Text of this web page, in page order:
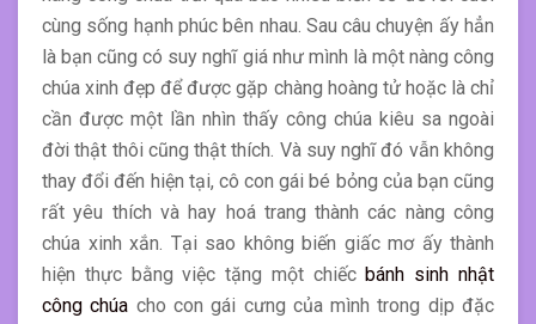
cùng sống hạnh phúc bên nhau. Sau câu chuyện ấy hẳn
là bạn cũng có suy nghĩ giá như mình là một nàng công
chúa xinh đẹp để được gặp chàng hoàng tử hoặc là chỉ
cần được một lần nhìn thấy công chúa kiêu sa ngoài
đời thật thôi cũng thật thích. Và suy nghĩ đó vẫn không
thay đổi đến hiện tại, cô con gái bé bỏng của bạn cũng
rất yêu thích và hay hoá trang thành các nàng công
chúa xinh xắn. Tại sao không biến giấc mơ ấy thành
hiện thực bằng việc tặng một chiếcbánh sinh nhật
công chúa cho con gái cưng của mình trong dịp đặc